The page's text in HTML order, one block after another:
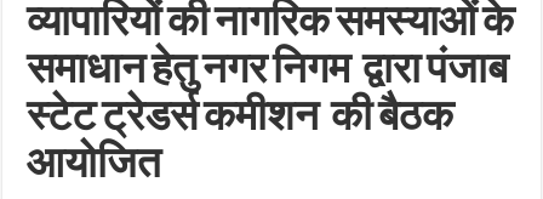
व्यापारियों की नागरिक समस्याओं के
समाधान हेतु नगर निगम द्वारा पंजाब
स्टेट ट्रेडर्स कमीशन की बैठक
आयोजित